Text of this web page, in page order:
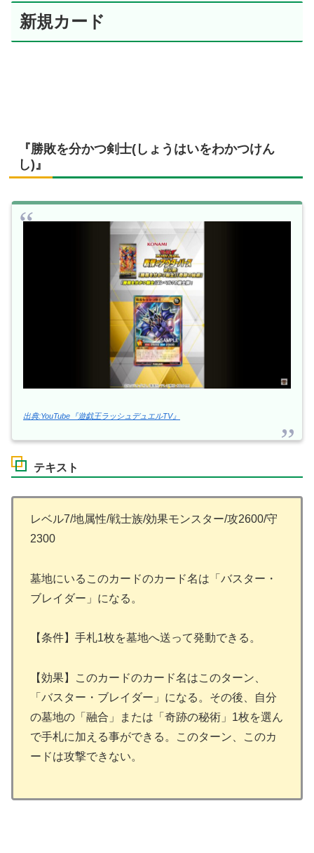
新規カード
『勝敗を分かつ剣士(しょうはいをわかつけん
し)』
出典:YouTube『遊戯王ラッシュデュエルTV』
テキスト
レベル7/地属性/戦士族/効果モンスター/攻2600/守
2300
墓地にいるこのカードのカード名は「バスター・
ブレイダー」になる。
【条件】手札1枚を墓地へ送って発動できる。
【効果】このカードのカード名はこのターン、
「バスター・ブレイダー」になる。その後、自分
の墓地の「融合」または「奇跡の秘術」1枚を選ん
で手札に加える事ができる。このターン、このカ
ードは攻撃できない。